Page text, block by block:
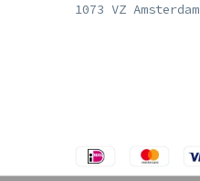
1073 VZ Amsterdam